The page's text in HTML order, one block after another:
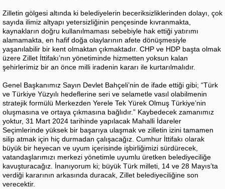
Zilletin gölgesi altında ki belediyelerin beceriksizliklerinden dolayı, çok
sayıda ilimiz altyapı yetersizliğinin pençesinde kıvranmakta,
kaynakların doğru kullanılmaması sebebiyle hak ettiği yatırımı
alamamakta, en hafif doğa olaylarının afete dönüşmesiyle
yaşanılabilir bir kent olmaktan çıkmaktadır. CHP ve HDP başta olmak
üzere Zillet İttifakı’nın yönetiminde hizmetten yoksun kalan
şehirlerimiz bir an önce milli iradenin kararı ile kurtarılmalıdır.
Genel Başkanımız Sayın Devlet Bahçeli’nin de ifade ettiği gibi; “Türk
ve Türkiye Yüzyılı hedeflerine seri ve selametle vasıl olabilmenin
stratejik formülü Merkezden Yerele Tek Yürek Olmuş Türkiye’nin
oluşmasına ve ortaya çıkmasına bağlıdır.” Kaybedecek zamanımız
yoktur, 31 Mart 2024 tarihinde yapılacak Mahalli İdareler
Seçimlerinde yüksek bir başarıya ulaşmak ve zilletin izini tamamen
silip atmak için hiç durmadan çalışacağız. Cumhur İttifakı olarak
büyük bir heyecan ve uyum içerisinde işbirliğimizi sürdürecek,
vatandaşlarımızı merkezi yönetimle uyumlu üretken belediyeciliğe
kavuşturacağız. İnanıyorum ki; büyük Türk milleti, 14 ve 28 Mayıs’ta
verdiği kararının arkasında duracak, Zillet belediyeciliğine son
verecektir.